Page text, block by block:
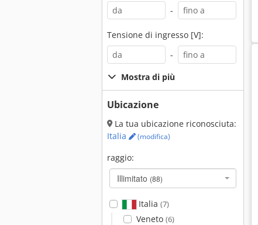
-
Tensione di ingresso [V]:
-
Mostra di più
Ubicazione
La tua ubicazione riconosciuta:
Italia
(modifica)
raggio:
Illimitato (88)
Italia (7)
Veneto (6)